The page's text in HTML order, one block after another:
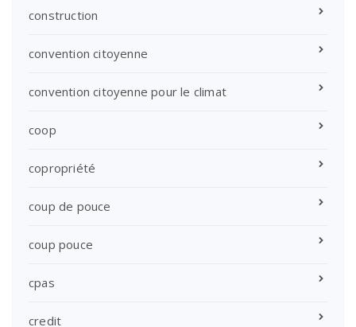
construction
convention citoyenne
convention citoyenne pour le climat
coop
copropriété
coup de pouce
coup pouce
cpas
credit